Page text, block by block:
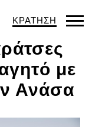
ΚΡΑΤΗΣΗ
με
Ανάσα